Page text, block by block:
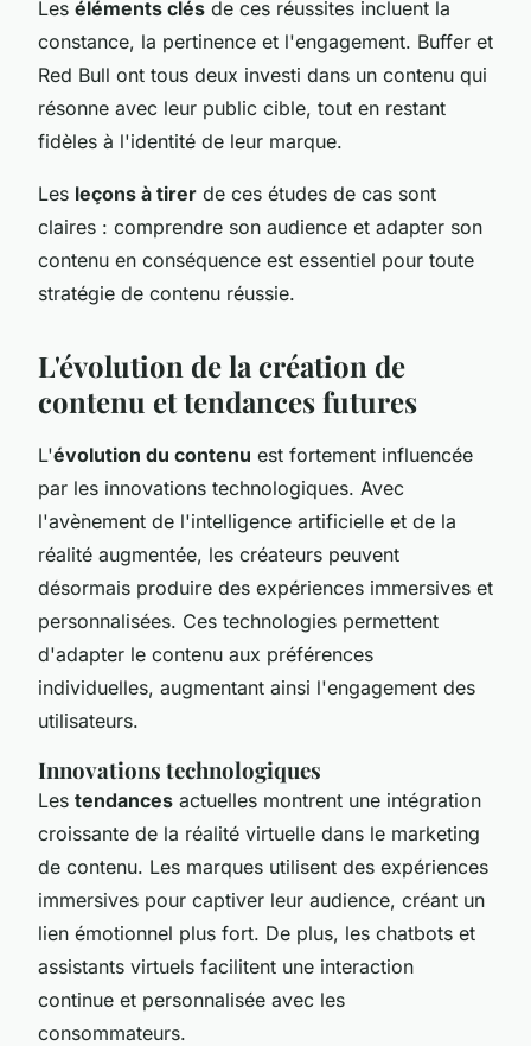
Les éléments clés de ces réussites incluent la
constance, la pertinence et l'engagement. Buffer et
Red Bull ont tous deux investi dans un contenu qui
résonne avec leur public cible, tout en restant
fidèles à l'identité de leur marque.
Les leçons à tirer de ces études de cas sont
claires : comprendre son audience et adapter son
contenu en conséquence est essentiel pour toute
stratégie de contenu réussie.
L'évolution de la création de
contenu et tendances futures
L'évolution du contenu est fortement influencée
par les innovations technologiques. Avec
l'avènement de l'intelligence artificielle et de la
réalité augmentée, les créateurs peuvent
désormais produire des expériences immersives et
personnalisées. Ces technologies permettent
d'adapter le contenu aux préférences
individuelles, augmentant ainsi l'engagement des
utilisateurs.
Innovations technologiques
Les tendances actuelles montrent une intégration
croissante de la réalité virtuelle dans le marketing
de contenu. Les marques utilisent des expériences
immersives pour captiver leur audience, créant un
lien émotionnel plus fort. De plus, les chatbots et
assistants virtuels facilitent une interaction
continue et personnalisée avec les
consommateurs.